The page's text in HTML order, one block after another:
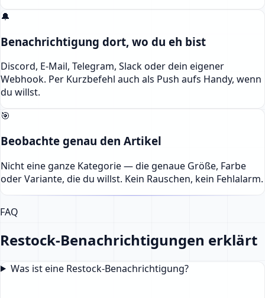
🔔
Benachrichtigung dort, wo du eh bist
Discord, E-Mail, Telegram, Slack oder dein eigener
Webhook. Per Kurzbefehl auch als Push aufs Handy, wenn
du willst.
🎯
Beobachte genau den Artikel
Nicht eine ganze Kategorie — die genaue Größe, Farbe
oder Variante, die du willst. Kein Rauschen, kein Fehlalarm.
FAQ
Restock-Benachrichtigungen erklärt
Was ist eine Restock-Benachrichtigung?